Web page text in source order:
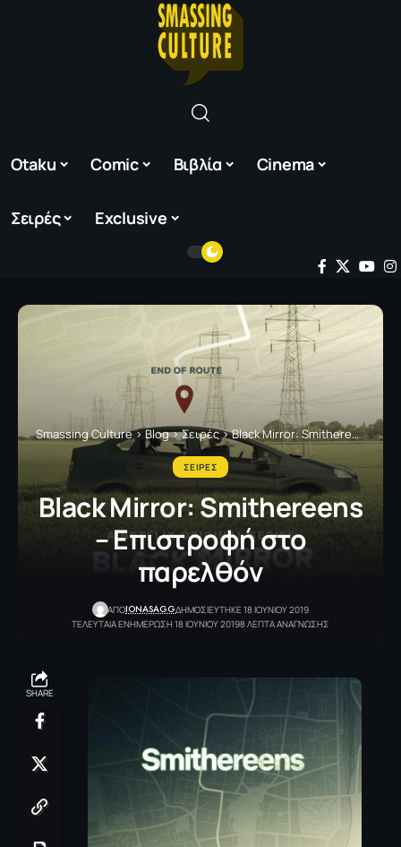
Otaku Comic Βιβλία Cinema
Σειρές Exclusive
Smassing Culture>Blog>Σειρές>Black Mirror: Smithereens – Επιστροφή στο παρελθόν
ΣΕΙΡΕΣ
Black Mirror: Smithereens
– Επιστροφή στο
παρελθόν
ΑΠΟIONASAGGΔΗΜΟΣΙΕΥΤΗΚΕ 18 ΙΟΥΝΙΟΥ 2019
ΤΕΛΕΥΤΑΙΑ ΕΝΗΜΕΡΩΣΗ 18 ΙΟΥΝΙΟΥ 20198 ΛΕΠΤΑ ΑΝΑΓΝΩΣΗΣ
SHARE